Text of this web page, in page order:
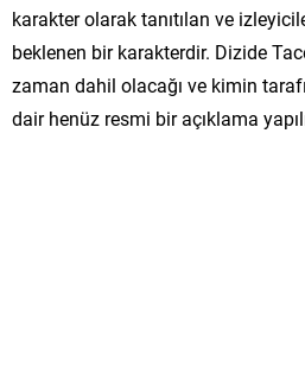
karakter olarak tanıtılan ve
beklenen bir karakterdir. Dizide
zaman dahil olacağı ve kimin
dair henüz resmi bir açıklama